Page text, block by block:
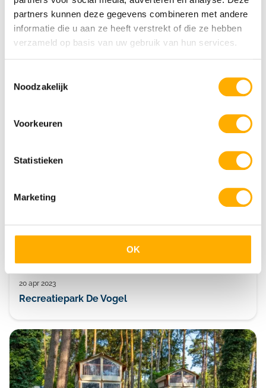
partners kunnen deze gegevens combineren met andere
informatie die u aan ze heeft verstrekt of die ze hebben
verzameld op basis van uw gebruik van hun services.
Noodzakelijk
Voorkeuren
Statistieken
Marketing
OK
Camping Wedderbergen
20 apr 2023
Recreatiepark De Vogel